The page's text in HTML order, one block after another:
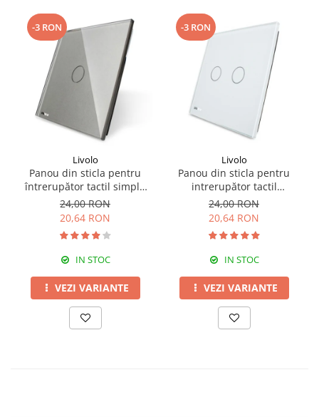
-3 RON
Livolo
Panou din sticla pentru
întrerupător tactil simplu
Livolo
24,00 RON
20,64 RON
IN STOC
VEZI VARIANTE
-3 RON
Livolo
Panou din sticla pentru
intrerupător tactil
dublu,Livolo
24,00 RON
20,64 RON
IN STOC
VEZI VARIANTE